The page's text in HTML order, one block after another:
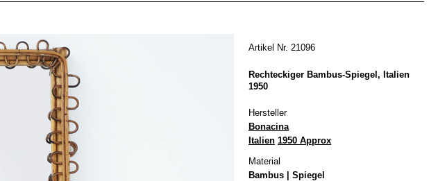
Artikel Nr. 21096
Rechteckiger Bambus-Spiegel, Italien
1950
Hersteller
Bonacina
Italien 1950 Approx
Material
Bambus | Spiegel